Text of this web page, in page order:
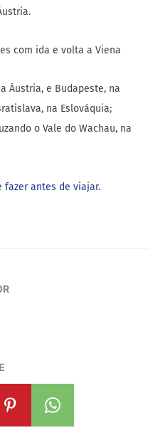
com ida e volta a Viena
Áustria, e Budapeste, na
na Eslováquia;
o Vale do Wachau, na
fazer antes de viajar.